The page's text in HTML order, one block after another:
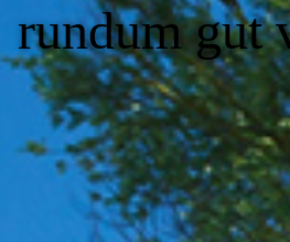
rundum gut